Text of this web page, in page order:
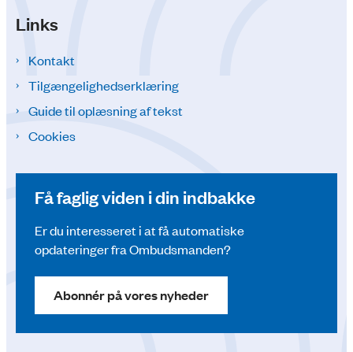
Links
Kontakt
Tilgængelighedserklæring
Guide til oplæsning af tekst
Cookies
Få faglig viden i din indbakke
Er du interesseret i at få automatiske
opdateringer fra Ombudsmanden?
Abonnér på vores nyheder